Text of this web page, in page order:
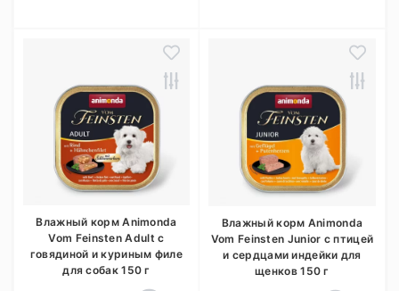
Влажный корм Animonda
Vom Feinsten Adult с
говядиной и куриным филе
для собак 150 г
Влажный корм Animonda
Vom Feinsten Junior с птицей
и сердцами индейки для
щенков 150 г